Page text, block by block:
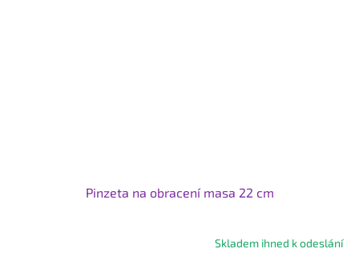
Pinzeta na obracení masa 22 cm
Skladem ihned k odeslání